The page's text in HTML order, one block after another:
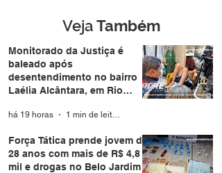
durante casamento
coletivo da Expoacre
VejaTambém
Monitorado da Justiça é
baleado após
desentendimento no bairro
Laélia Alcântara, em Rio
há 19 horas 1 min de leitura
Força Tática prende jovem de
28 anos com mais de R$ 4,8
mil e drogas no Belo Jardim I